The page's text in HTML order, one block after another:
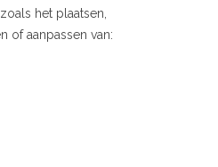
het plaatsen,
of aanpassen van: